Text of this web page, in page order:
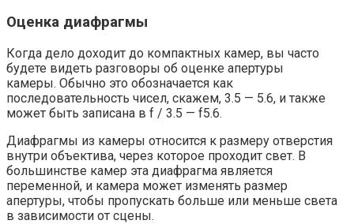
Оценка диафрагмы
Когда дело доходит до компактных камер, вы часто
будете видеть разговоры об оценке апертуры
камеры. Обычно это обозначается как
последовательность чисел, скажем, 3.5 — 5.6, и также
может быть записана в f / 3.5 — f5.6.
Диафрагмы из камеры относится к размеру отверстия
внутри объектива, через которое проходит свет. В
большинстве камер эта диафрагма является
переменной, и камера может изменять размер
апертуры, чтобы пропускать больше или меньше света
в зависимости от сцены.